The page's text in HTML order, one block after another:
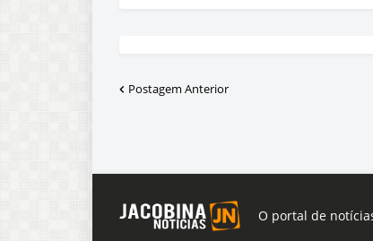
Postagem Anterior
O portal de